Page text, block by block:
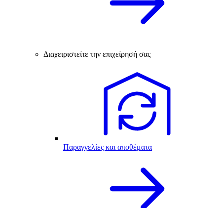
Διαχειριστείτε την επιχείρησή σας
Παραγγελίες και αποθέματα